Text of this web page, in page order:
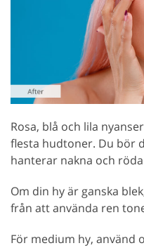
Rosa, blå och lila
flesta hudtoner. Du bör
hanterar nakna och
Om din hy är ganska
från att använda ren
För medium hy, använd